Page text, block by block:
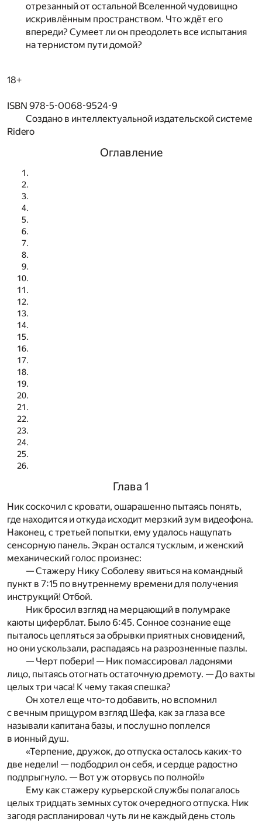
отрезанный от остальной Вселенной чудовищно
искривлённым пространством. Что ждёт его
впереди? Сумеет ли он преодолеть все испытания
на тернистом пути домой?
18+
ISBN 978-5-0068-9524-9
Создано в интеллектуальной издательской системе
Ridero
Оглавление
Глава 1
Ник соскочил с кровати, ошарашенно пытаясь понять,
где находится и откуда исходит мерзкий зум видеофона.
Наконец, с третьей попытки, ему удалось нащупать
сенсорную панель. Экран остался тусклым, и женский
механический голос произнес:
— Стажеру Нику Соболеву явиться на командный
пункт в 7:15 по внутреннему времени для получения
инструкций! Отбой.
Ник бросил взгляд на мерцающий в полумраке
каюты циферблат. Было 6:45. Сонное сознание еще
пыталось цепляться за обрывки приятных сновидений,
но они ускользали, распадаясь на разрозненные пазлы.
— Черт побери! — Ник помассировал ладонями
лицо, пытаясь отогнать остаточную дремоту. — До вахты
целых три часа! К чему такая спешка?
Он хотел еще что-то добавить, но вспомнил
с вечным прищуром взгляд Шефа, как за глаза все
называли капитана базы, и послушно поплелся
в ионный душ.
«Терпение, дружок, до отпуска осталось каких-то
две недели! — подбодрил он себя, и сердце радостно
подпрыгнуло. — Вот уж оторвусь по полной!»
Ему как стажеру курьерской службы полагалось
целых тридцать земных суток очередного отпуска. Ник
загодя распланировал чуть ли не каждый день столь